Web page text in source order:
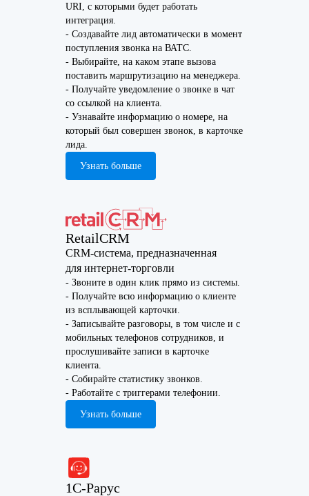
URI, с которыми будет работать
интеграция.
- Создавайте лид автоматически в момент
поступления звонка на ВАТС.
- Выбирайте, на каком этапе вызова
поставить маршрутизацию на менеджера.
- Получайте уведомление о звонке в чат
со ссылкой на клиента.
- Узнавайте информацию о номере, на
который был совершен звонок, в карточке
лида.
Узнать больше
RetailCRM
CRM-система, предназначенная
для интернет-торговли
- Звоните в один клик прямо из системы.
- Получайте всю информацию о клиенте
из всплывающей карточки.
- Записывайте разговоры, в том числе и с
мобильных телефонов сотрудников, и
прослушивайте записи в карточке
клиента.
- Собирайте статистику звонков.
- Работайте с триггерами телефонии.
Узнать больше
1C-Рарус